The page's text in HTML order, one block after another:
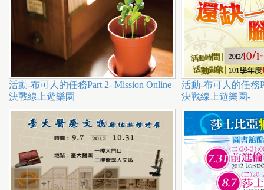
活動-布可人的任務Part 2- Mission Online
決戰線上遊樂園
活動-布可人的任務
決戰線上遊樂園-